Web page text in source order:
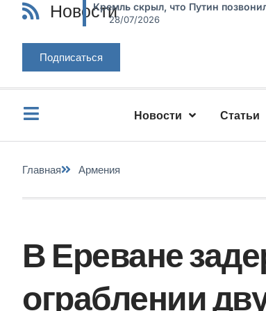
НовостиКремль скрыл, что Путин
28/07/2026
Подписаться
Новости Статьи
Главная Армения
В Ереване
ограблении